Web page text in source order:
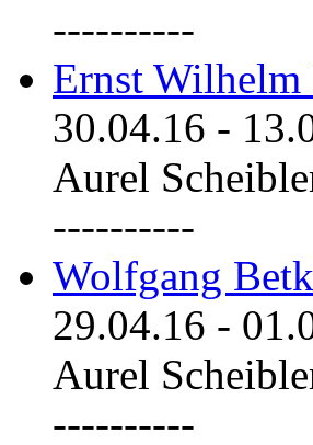
----------
Ernst Wilhelm
30.04.16 -
Aurel
----------
Wolfgang
29.04.16 -
Aurel
----------